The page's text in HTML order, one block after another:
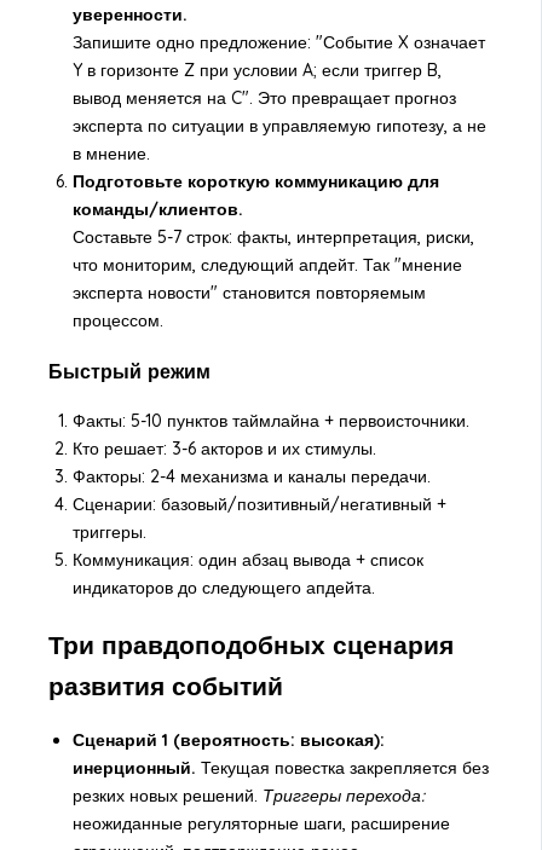
уверенности.
Запишите одно предложение: "Событие X означает
Y в горизонте Z при условии A; если триггер B,
вывод меняется на C". Это превращает прогноз
эксперта по ситуации в управляемую гипотезу, а не
в мнение.
Подготовьте короткую коммуникацию для
команды/клиентов.
Составьте 5-7 строк: факты, интерпретация, риски,
что мониторим, следующий апдейт. Так "мнение
эксперта новости" становится повторяемым
процессом.
Быстрый режим
Факты: 5-10 пунктов таймлайна + первоисточники.
Кто решает: 3-6 акторов и их стимулы.
Факторы: 2-4 механизма и каналы передачи.
Сценарии: базовый/позитивный/негативный +
триггеры.
Коммуникация: один абзац вывода + список
индикаторов до следующего апдейта.
Три правдоподобных сценария
развития событий
Сценарий 1 (вероятность: высокая):
инерционный. Текущая повестка закрепляется без
резких новых решений. Триггеры перехода:
неожиданные регуляторные шаги, расширение